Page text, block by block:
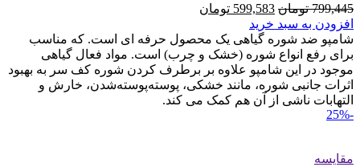
799,445 تومان قیمت
اصلی
799,445 تومان
بود.
599,583 تومان
599,583 تومان
است.
افزودن به سبد خرید
شامپو ضد شوره گیاهی یک محصول حرفه ای است. که مناسب
برای رفع انواع شوره (خشک و چرب) است. مواد فعال گیاهی
موجود در این شامپو علاوه بر برطرف کردن شوره کف سر به بهبود
اثرات جانبی شوره، مانند خشکی، پوسته‌‌پوسته‌شدن، خارش و
التهابات ناشی از آن هم کمک می کند.
-25%
مقايسه